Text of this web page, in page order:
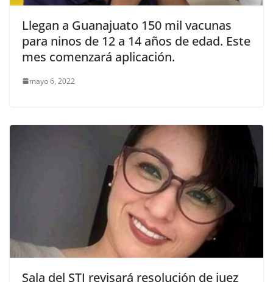
Llegan a Guanajuato 150 mil vacunas
para ninos de 12 a 14 años de edad. Este
mes comenzará aplicación.
mayo 6, 2022
Sala del STJ revisará resolución de juez